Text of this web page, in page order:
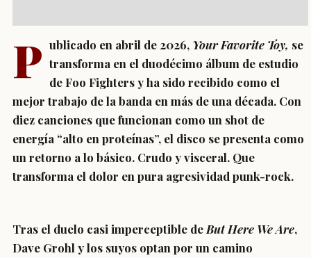
P ublicado en abril de 2026, Your Favorite Toy, se
transforma en el duodécimo álbum de estudio
de Foo Fighters y ha sido recibido como el
mejor trabajo de la banda en más de una década. Con
diez canciones que funcionan como un shot de
energía “alto en proteínas”, el disco se presenta como
un retorno a lo básico. Crudo y visceral. Que
transforma el dolor en pura agresividad punk-rock.
Tras el duelo casi imperceptible de But Here We Are,
Dave Grohl y los suyos optan por un camino